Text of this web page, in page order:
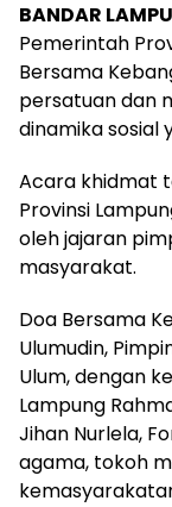
BANDAR
Pemerintah
Bersama
persatuan dan
dinamika sosial
Acara khidmat
Provinsi
oleh jajaran
masyarakat.
Doa Bersama
Ulumudin,
Ulum, dengan
Lampung
Jihan Nurlela,
agama, tokoh